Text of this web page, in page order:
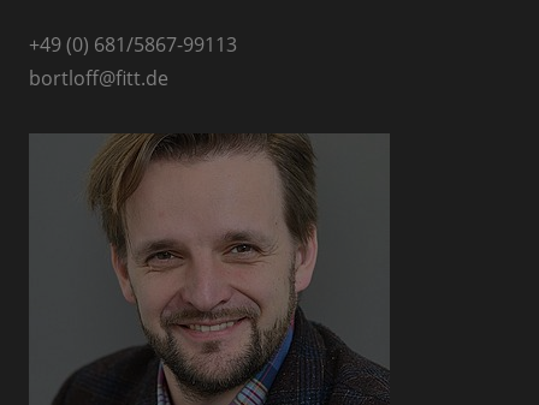
+49 (0) 681/5867-99113
bortloff@fitt.de